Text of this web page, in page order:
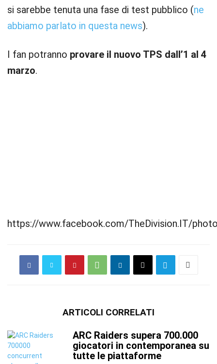
si sarebbe tenuta una fase di test pubblico (ne
abbiamo parlato in questa news).
I fan potranno provare il nuovo TPS dall’1 al 4
marzo.
https://www.facebook.com/TheDivision.IT/
ARTICOLI CORRELATI
ARC Raiders supera 700.000
giocatori in contemporanea su
tutte le piattaforme